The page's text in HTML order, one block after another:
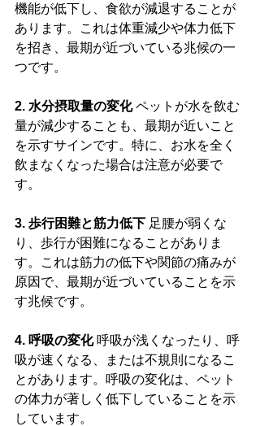
機能が低下し、食欲が減退することが
あります。これは体重減少や体力低下
を招き、最期が近づいている兆候の一
つです。
2. 水分摂取量の変化 ペットが水を飲む
量が減少することも、最期が近いこと
を示すサインです。特に、お水を全く
飲まなくなった場合は注意が必要で
す。
3. 歩行困難と筋力低下 足腰が弱くな
り、歩行が困難になることがありま
す。これは筋力の低下や関節の痛みが
原因で、最期が近づいていることを示
す兆候です。
4. 呼吸の変化 呼吸が浅くなったり、呼
吸が速くなる、または不規則になるこ
とがあります。呼吸の変化は、ペット
の体力が著しく低下していることを示
しています。